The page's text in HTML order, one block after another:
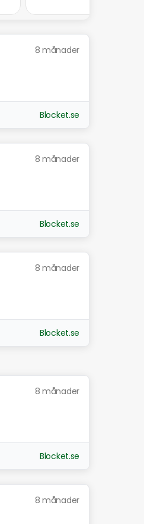
8 månader
Blocket.se
8 månader
Blocket.se
8 månader
Blocket.se
8 månader
Blocket.se
8 månader